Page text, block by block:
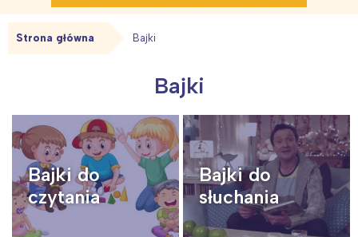
Strona główna Bajki
Bajki
Bajki do
czytania
Bajki do
słuchania